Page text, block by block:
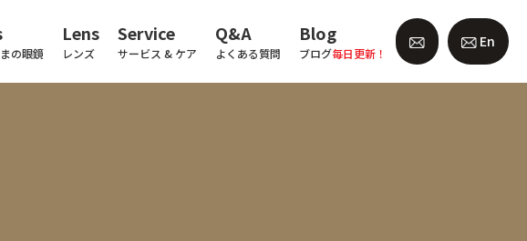
の眼鏡
Lens
レンズ
Service
サービス & ケア
Q&A
よくある質問
Blog
ブログ毎日更新！
En